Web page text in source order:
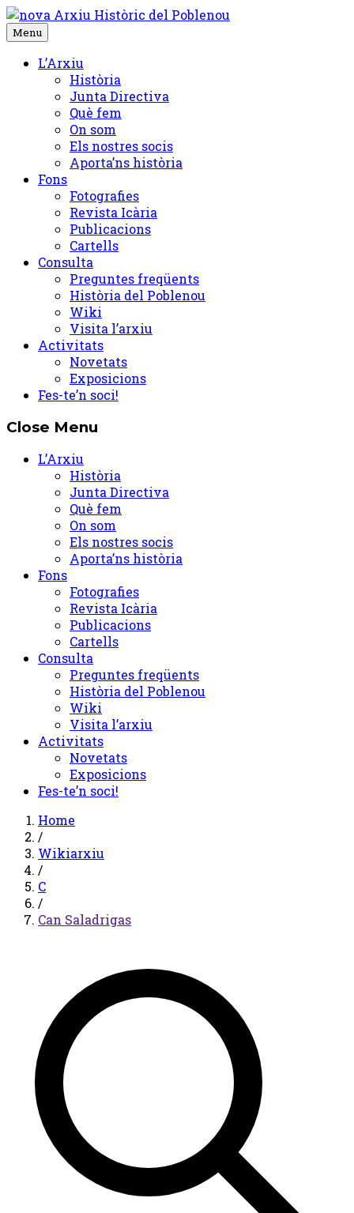
Skip
to
content
Menu
L’Arxiu
Història
Junta Directiva
Què fem
On som
Els nostres socis
Aporta’ns història
Fons
Fotografies
Revista Icària
Publicacions
Cartells
Consulta
Preguntes freqüents
Història del Poblenou
Wiki
Visita l’arxiu
Activitats
Novetats
Exposicions
Fes-te’n soci!
Close Menu
L’Arxiu
Història
Junta Directiva
Què fem
On som
Els nostres socis
Aporta’ns història
Fons
Fotografies
Revista Icària
Publicacions
Cartells
Consulta
Preguntes freqüents
Història del Poblenou
Wiki
Visita l’arxiu
Activitats
Novetats
Exposicions
Fes-te’n soci!
Home
/
Wikiarxiu
/
C
/
Can Saladrigas